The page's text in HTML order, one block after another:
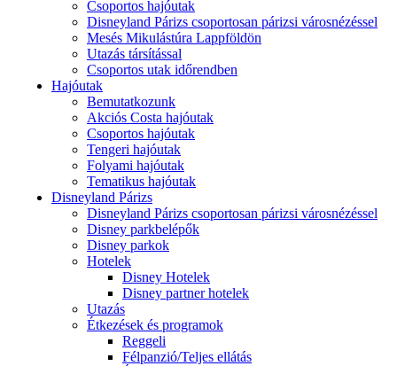
Csoportos hajóutak
Disneyland Párizs csoportosan párizsi városnézéssel
Mesés Mikulástúra Lappföldön
Utazás társítással
Csoportos utak időrendben
Hajóutak
Bemutatkozunk
Akciós Costa hajóutak
Csoportos hajóutak
Tengeri hajóutak
Folyami hajóutak
Tematikus hajóutak
Disneyland Párizs
Disneyland Párizs csoportosan párizsi városnézéssel
Disney parkbelépők
Disney parkok
Hotelek
Disney Hotelek
Disney partner hotelek
Utazás
Étkezések és programok
Reggeli
Félpanzió/Teljes ellátás